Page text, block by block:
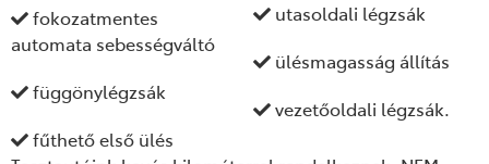
fokozatmentes
automata sebességváltó
függönylégzsák
fűthető első ülés
utasoldali légzsák
ülésmagasság állítás
vezetőoldali légzsák.